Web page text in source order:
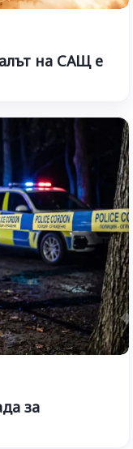
на САЩ е
за